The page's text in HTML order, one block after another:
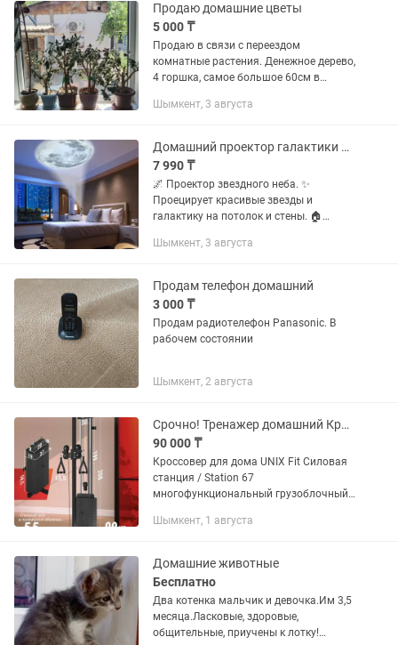
Продаю домашние цветы
5 000 ₸
Продаю в связи с переездом
комнатные растения. Денежное дерево,
4 горшка, самое большое 60см в
5000
Шымкент, 3 августа
Домашний проектор галактики и звезд
7 990 ₸
🌌 Проектор звездного неба. ✨
Проецирует красивые звезды и
галактику на потолок и стены. 🏠
отдыха, сна или вечера дома. 📦
Шымкент, 3 августа
Продам телефон домашний
3 000 ₸
Продам радиотелефон Panasonic. В
рабочем состоянии
Шымкент, 2 августа
Срочно! Тренажер домашний Кроссовер
90 000 ₸
Кроссовер для дома UNIX Fit Силовая
станция / Station 67
многофункциональный грузоблочный
группы мышц Вы сможете выполнять
рук в...
Шымкент, 1 августа
Домашние животные
Бесплатно
Два котенка мальчик и девочка.Им 3,5
месяца.Ласковые, здоровые,
общительные, приучены к лотку!